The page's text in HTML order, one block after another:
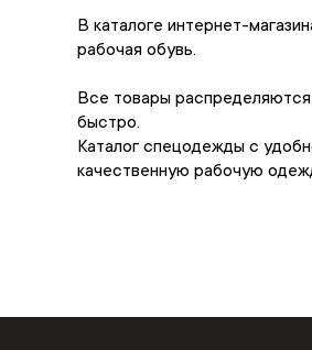
В каталоге интернет-
рабочая обувь.
Все товары распределяются
быстро.
Каталог спецодежды с
качественную рабочую